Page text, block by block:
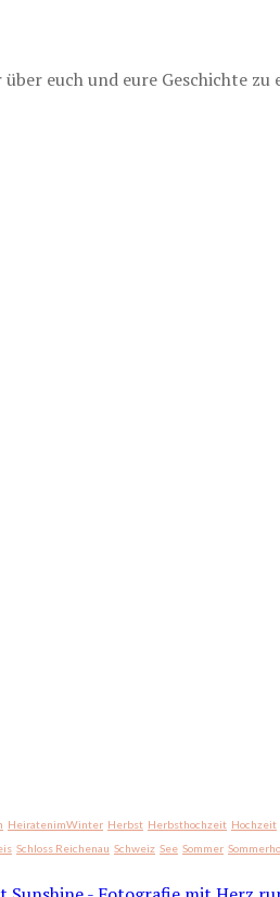
euch und eure Geschichte zu
HeiratenimWinter Herbst Herbsthochzeit Hochzeit
Schloss Reichenau Schweiz See Sommer